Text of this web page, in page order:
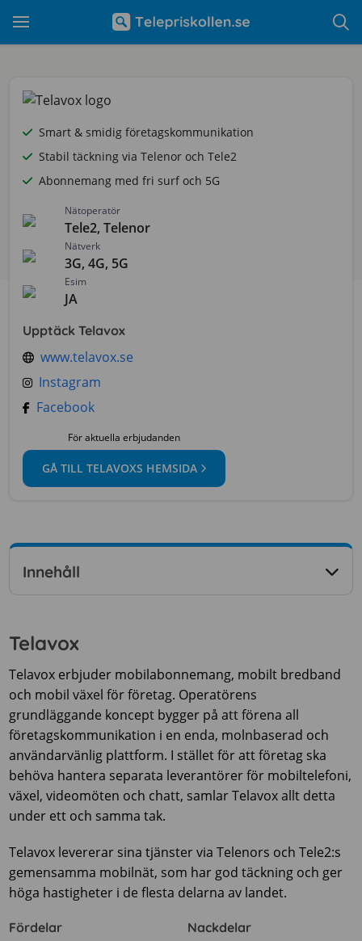
Smart & smidig företagskommunikation
Stabil täckning via Telenor och Tele2
Abonnemang med fri surf och 5G
Nätoperatör
Tele2, Telenor
Nätverk
3G, 4G, 5G
Esim
JA
Upptäck Telavox
www.telavox.se
Instagram
Facebook
För aktuella erbjudanden
GÅ TILL TELAVOXS HEMSIDA
Innehåll
Telavox
Telavox erbjuder mobilabonnemang, mobilt bredband
och mobil växel för företag. Operatörens
grundläggande koncept bygger på att förena all
företagskommunikation i en enda, molnbaserad och
användarvänlig plattform. I stället för att företag ska
behöva hantera separata leverantörer för mobiltelefoni,
växel, videomöten och chatt, samlar Telavox allt detta
under ett och samma tak.
Telavox levererar sina tjänster via Telenors och Tele2:s
gemensamma mobilnät, som har god täckning och ger
höga hastigheter i de flesta delarna av landet.
Fördelar Nackdelar